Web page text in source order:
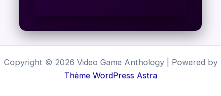
Copyright © 2026 Video Game Anthology | Powered by
Thème WordPress Astra